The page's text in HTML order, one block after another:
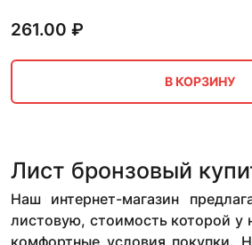
261.00 ₽
В КОРЗИНУ
Лист бронзовый
Наш интернет-магазин
листовую, стоимость которой у
комфортные условия покупки.